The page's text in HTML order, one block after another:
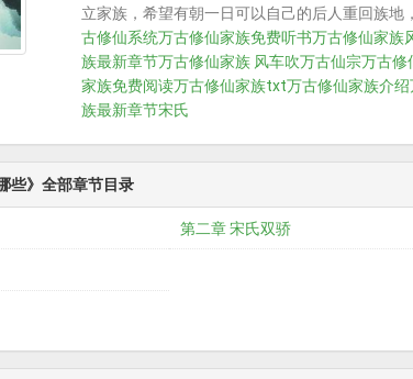
立家族，希望有朝一日可以自己的后人重回族地
古修仙系统万古修仙家族免费听书万古修仙家族
族最新章节万古修仙家族 风车吹万古仙宗万古修
家族免费阅读万古修仙家族txt万古修仙家族介绍
族最新章节宋氏
些》全部章节目录
第二章 宋氏双骄